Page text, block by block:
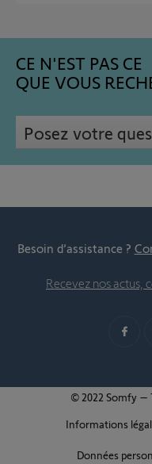
CE N'EST PAS CE
QUE VOUS
Posez votre
Besoin d’assistance ?
Recevez nos actus,
© 2022 Somfy –
Informations
Données